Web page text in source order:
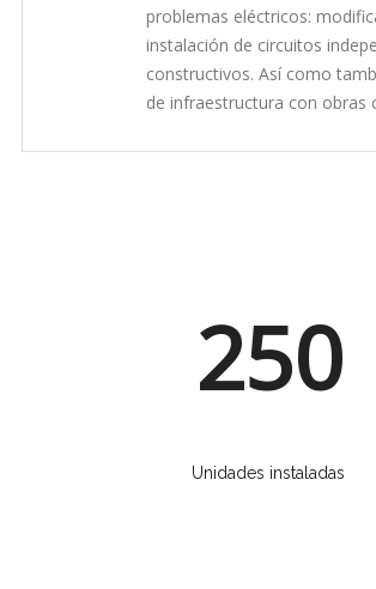
problemas eléctricos:
instalación de circuitos
constructivos. Así como
de infraestructura con obras
250
Unidades instaladas